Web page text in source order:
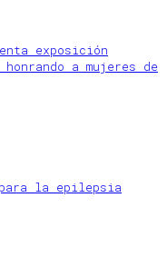
exposición
a mujeres de
la epilepsia